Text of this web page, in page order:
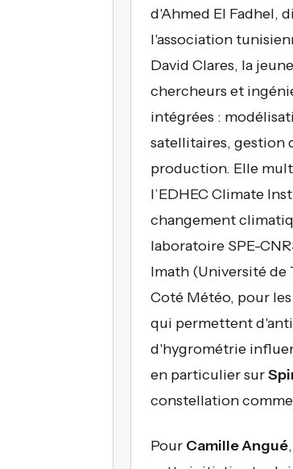
d'Ahmed El Fadhel,
l'association
David Clares, la
chercheurs et
intégrées :
satellitaires, gestion
production. Elle
l’EDHEC Climate
changement
laboratoire SPE-
Imath (Université de
Coté Météo, pour
qui permettent
d'hygrométrie
en particulier sur
constellation
Pour Camille Angué